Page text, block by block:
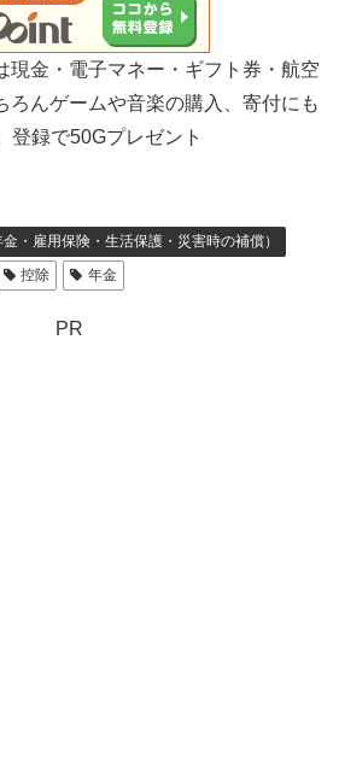
現金・電子マネー・ギフト券・航空
ろんゲームや音楽の購入、寄付にも
登録で50Gプレゼント
・雇用保険・生活保護・災害時の補償）
控除 年金
PR